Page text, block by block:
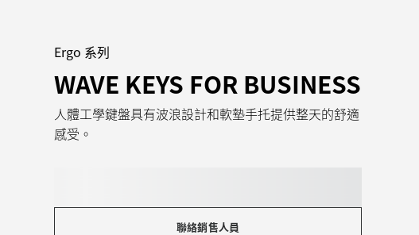
Ergo 系列
WAVE KEYS FOR BUSINESS
人體工學鍵盤具有波浪設計和軟墊手托提供整天的舒適
感受。
聯絡銷售人員